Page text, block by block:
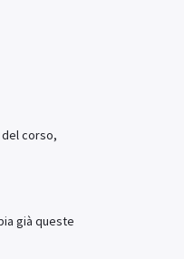
corso,
già queste